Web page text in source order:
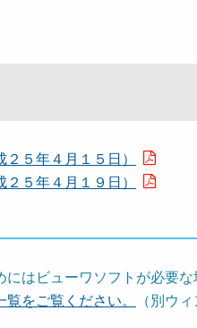
５年４月１５日）
５年４月１９日）
はビューワソフトが必要な
をご覧ください。
（別ウ